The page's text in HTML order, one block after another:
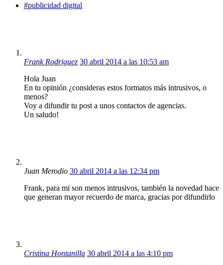
#publicidad digital
Frank Rodriguez 30 abril 2014 a las 10:53 am
Hola Juan
En tu opinión ¿consideras estos formatos más intrusivos, o
menos?
Voy a difundir tu post a unos contactos de agencias.
Un saludo!
Juan Merodio 30 abril 2014 a las 12:34 pm
Frank, para mi son menos intrusivos, también la novedad hace
que generan mayor recuerdo de marca, gracias por difundirlo
Cristina Hontanilla 30 abril 2014 a las 4:10 pm